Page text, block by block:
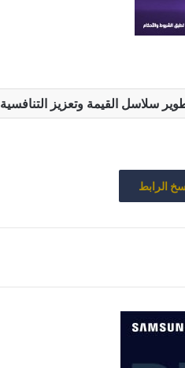
سلاسل القيمة وتعزيز التنافسية
الرابط